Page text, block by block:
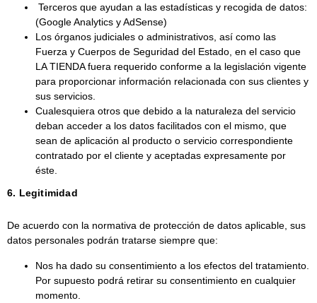
Terceros que ayudan a las estadísticas y recogida de datos:
(Google Analytics y AdSense)
Los órganos judiciales o administrativos, así como las
Fuerza y Cuerpos de Seguridad del Estado, en el caso que
LA TIENDA fuera requerido conforme a la legislación vigente
para proporcionar información relacionada con sus clientes y
sus servicios.
Cualesquiera otros que debido a la naturaleza del servicio
deban acceder a los datos facilitados con el mismo, que
sean de aplicación al producto o servicio correspondiente
contratado por el cliente y aceptadas expresamente por
éste.
6. Legitimidad
De acuerdo con la normativa de protección de datos aplicable, sus
datos personales podrán tratarse siempre que:
Nos ha dado su consentimiento a los efectos del tratamiento.
Por supuesto podrá retirar su consentimiento en cualquier
momento.